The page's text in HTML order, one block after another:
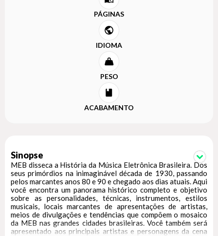
PÁGINAS
IDIOMA
PESO
ACABAMENTO
Sinopse
MEB disseca a História da Música Eletrônica Brasileira. Dos
seus primórdios na inimaginável década de 1930, passando
pelos marcantes anos 80 e 90 e chegado aos dias atuais. Aqui
você encontra um panorama histórico completo e objetivo
sobre as personalidades, técnicas, instrumentos, estilos
musicais, locais marcantes de apresentações de artistas,
meios de divulgações e tendências que compõem o mosaico
da MEB nas grandes cidades brasileiras. Você também será
apresentado aos principais artistas e personagens da cena